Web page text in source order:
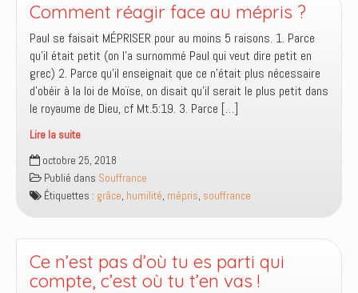
Comment réagir face au mépris ?
Paul se faisait MÉPRISER pour au moins 5 raisons. 1. Parce
qu’il était petit (on l’a surnommé Paul qui veut dire petit en
grec) 2. Parce qu’il enseignait que ce n’était plus nécessaire
d’obéir à la loi de Moïse, on disait qu’il serait le plus petit dans
le royaume de Dieu, cf Mt.5:19. 3. Parce […]
Lire la suite
Comment
réagir
face
au
?
octobre 25, 2018
Publié dans Souffrance
Étiquettes : grâce, humilité, mépris, souffrance
Ce n’est pas d’où tu es parti qui
compte, c’est où tu t’en vas !